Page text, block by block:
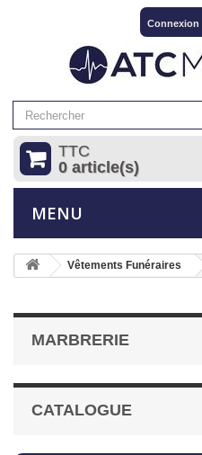
Connexion
TTC
0 article(s)
MENU
Vêtements Funéraires
MARBRERIE
CATALOGUE